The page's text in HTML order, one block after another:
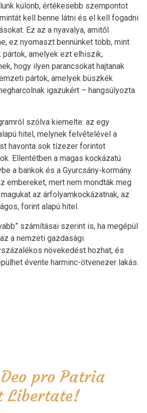
különb, értékesebb szempontot
kell benne látni és el kell fogadni
Ez az a nyavalya, amitől
ez nyomaszt bennünket több, mint
pártok, amelyek ezt elhiszik,
hogy ilyen parancsokat hajtanak
pártok, amelyek büszkék
igazukért – hangsúlyozta
szólva kiemelte: az egy
hitel, melynek felvételével a
havonta sok tízezer forintot
Ellentétben a magas kockázatú
a bankok és a Gyurcsány-kormány
embereket, mert nem mondták meg
az árfolyamkockázatnak, az
forint alapú hitel.
számításai szerint is, ha megépül
a nemzeti gazdasági
növekedést hozhat, és
évente harminc-ötvenezer lakás.
pro Patria
Libertate!